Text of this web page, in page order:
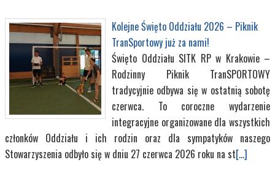
Kolejne Święto Oddziału 2026 – Piknik
TranSportowy już za nami!
Święto Oddziału SITK RP w Krakowie –
Rodzinny Piknik TranSPORTOWY
tradycyjnie odbywa się w ostatnią sobotę
czerwca. To coroczne wydarzenie
integracyjne organizowane dla wszystkich
członków Oddziału i ich rodzin oraz dla sympatyków naszego
Stowarzyszenia odbyło się w dniu 27 czerwca 2026 roku na st[...]